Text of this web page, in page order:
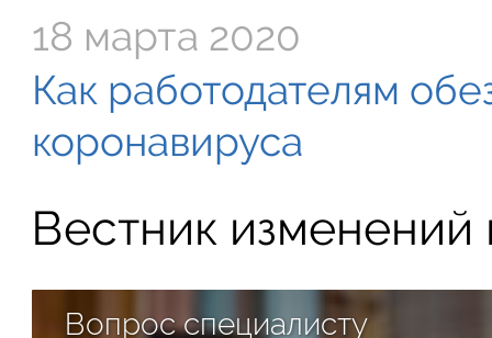
18 марта 2020
Как работодателям
коронавируса
Вестник изменений
Вопрос специалисту